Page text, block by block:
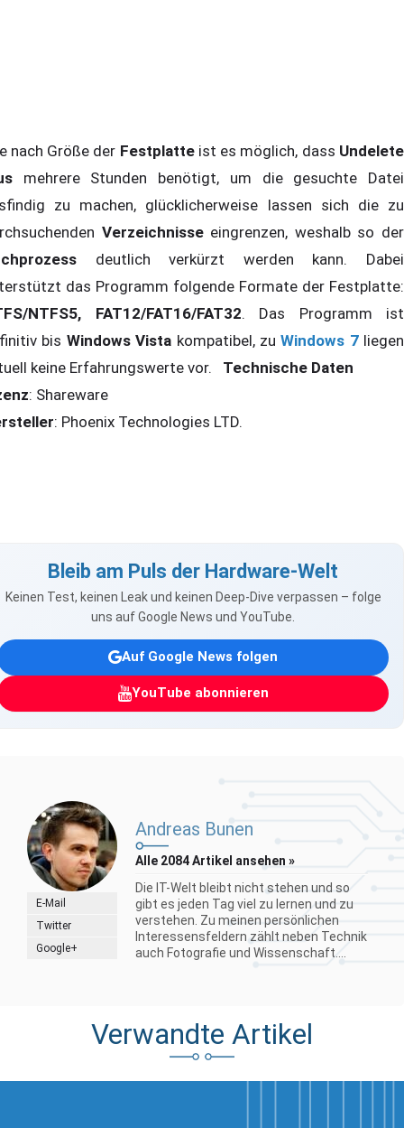
nach Größe der Festplatte ist es möglich, dass Undelete
mehrere Stunden benötigt, um die gesuchte Datei
zu machen, glücklicherweise lassen sich die zu
Verzeichnisseeingrenzen, weshalb so der
deutlich verkürzt werden kann. Dabei
das Programm folgende Formate der Festplatte:
NTFS5, FAT12/FAT16/FAT32. Das Programm ist
bis Windows Vista kompatibel, zuWindows 7liegen
keine Erfahrungswerte vor. Technische Daten
: Shareware
: Phoenix Technologies LTD.
Bleib am Puls der Hardware-Welt
Keinen Test, keinen Leak und keinen Deep-Dive verpassen – folge
uns auf Google News und YouTube.
Auf Google News folgen
YouTube abonnieren
E-Mail
Twitter
Google+
Andreas Bunen
Alle 2084 Artikel ansehen »
Die IT-Welt bleibt nicht stehen und so
gibt es jeden Tag viel zu lernen und zu
verstehen. Zu meinen persönlichen
Interessensfeldern zählt neben Technik
auch Fotografie und Wissenschaft....
Verwandte Artikel